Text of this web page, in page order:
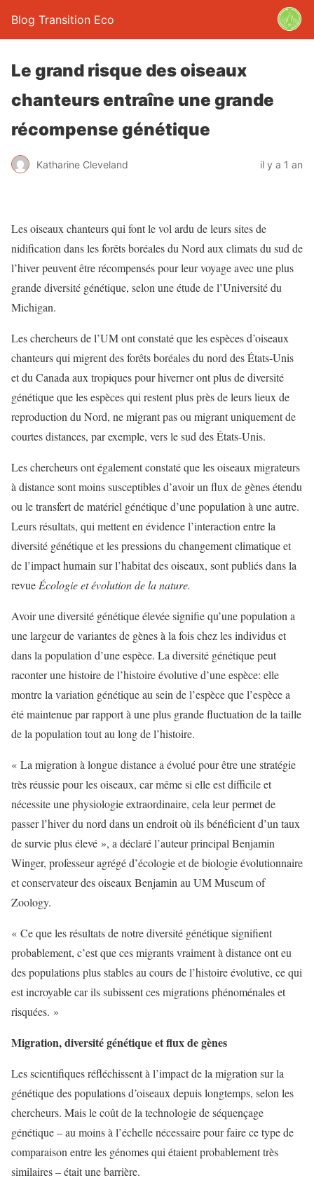
Blog Transition Eco
Le grand risque des oiseaux
chanteurs entraîne une grande
récompense génétique
Katharine Cleveland il y a 1 an
Les oiseaux chanteurs qui font le vol ardu de leurs sites de
nidification dans les forêts boréales du Nord aux climats du sud de
l’hiver peuvent être récompensés pour leur voyage avec une plus
grande diversité génétique, selon une étude de l’Université du
Michigan.
Les chercheurs de l’UM ont constaté que les espèces d’oiseaux
chanteurs qui migrent des forêts boréales du nord des États-Unis
et du Canada aux tropiques pour hiverner ont plus de diversité
génétique que les espèces qui restent plus près de leurs lieux de
reproduction du Nord, ne migrant pas ou migrant uniquement de
courtes distances, par exemple, vers le sud des États-Unis.
Les chercheurs ont également constaté que les oiseaux migrateurs
à distance sont moins susceptibles d’avoir un flux de gènes étendu
ou le transfert de matériel génétique d’une population à une autre.
Leurs résultats, qui mettent en évidence l’interaction entre la
diversité génétique et les pressions du changement climatique et
de l’impact humain sur l’habitat des oiseaux, sont publiés dans la
revue Écologie et évolution de la nature.
Avoir une diversité génétique élevée signifie qu’une population a
une largeur de variantes de gènes à la fois chez les individus et
dans la population d’une espèce. La diversité génétique peut
raconter une histoire de l’histoire évolutive d’une espèce: elle
montre la variation génétique au sein de l’espèce que l’espèce a
été maintenue par rapport à une plus grande fluctuation de la taille
de la population tout au long de l’histoire.
« La migration à longue distance a évolué pour être une stratégie
très réussie pour les oiseaux, car même si elle est difficile et
nécessite une physiologie extraordinaire, cela leur permet de
passer l’hiver du nord dans un endroit où ils bénéficient d’un taux
de survie plus élevé », a déclaré l’auteur principal Benjamin
Winger, professeur agrégé d’écologie et de biologie évolutionnaire
et conservateur des oiseaux Benjamin au UM Museum of
Zoology.
« Ce que les résultats de notre diversité génétique signifient
probablement, c’est que ces migrants vraiment à distance ont eu
des populations plus stables au cours de l’histoire évolutive, ce qui
est incroyable car ils subissent ces migrations phénoménales et
risquées. »
Migration, diversité génétique et flux de gènes
Les scientifiques réfléchissent à l’impact de la migration sur la
génétique des populations d’oiseaux depuis longtemps, selon les
chercheurs. Mais le coût de la technologie de séquençage
génétique – au moins à l’échelle nécessaire pour faire ce type de
comparaison entre les génomes qui étaient probablement très
similaires – était une barrière.